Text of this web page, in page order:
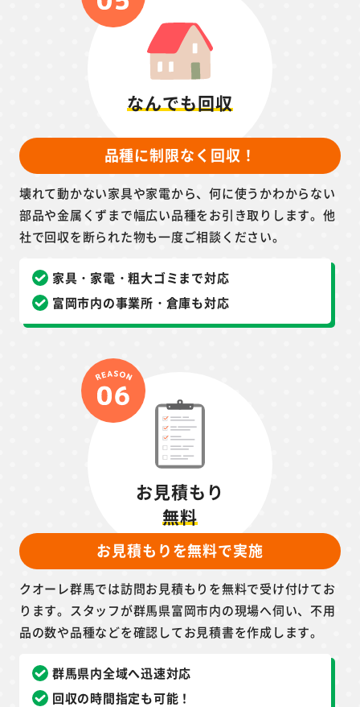
なんでも回収
品種に制限なく回収！
壊れて動かない家具や家電から、何に使うかわからない
部品や金属くずまで幅広い品種をお引き取りします。他
社で回収を断られた物も一度ご相談ください。
家具・家電・粗大ゴミまで対応
富岡市内の事業所・倉庫も対応
お見積もり
無料
お見積もりを無料で実施
クオーレ群馬では訪問お見積もりを無料で受け付けてお
ります。スタッフが群馬県富岡市内の現場へ伺い、不用
品の数や品種などを確認してお見積書を作成します。
群馬県内全域へ迅速対応
回収の時間指定も可能！